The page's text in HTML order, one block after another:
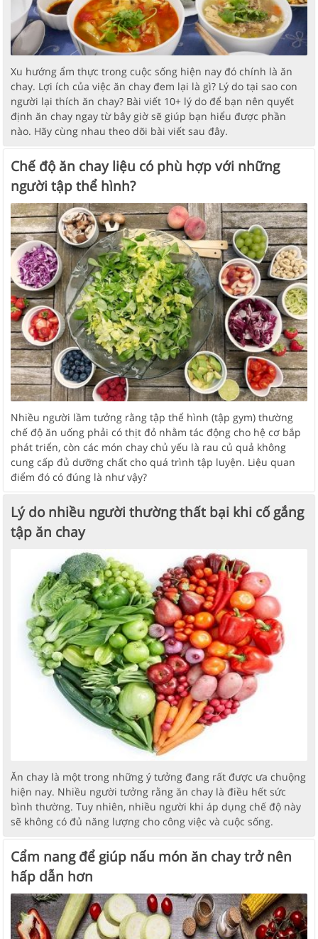
Xu hướng ẩm thực trong cuộc sống hiện nay đó chính là ăn
chay. Lợi ích của việc ăn chay đem lại là gì? Lý do tại sao con
người lại thích ăn chay? Bài viết 10+ lý do để bạn nên quyết
định ăn chay ngay từ bây giờ sẽ giúp bạn hiểu được phần
nào. Hãy cùng nhau theo dõi bài viết sau đây.
Chế độ ăn chay liệu có phù hợp với những
người tập thể hình?
Nhiều người lầm tưởng rằng tập thể hình (tập gym) thường
chế độ ăn uống phải có thịt đỏ nhằm tác động cho hệ cơ bắp
phát triển, còn các món chay chủ yếu là rau củ quả không
cung cấp đủ dưỡng chất cho quá trình tập luyện. Liệu quan
điểm đó có đúng là như vậy?
Lý do nhiều người thường thất bại khi cố gắng
tập ăn chay
Ăn chay là một trong những ý tưởng đang rất được ưa chuộng
hiện nay. Nhiều người tưởng rằng ăn chay là điều hết sức
bình thường. Tuy nhiên, nhiều người khi áp dụng chế độ này
sẽ không có đủ năng lượng cho công việc và cuộc sống.
Cẩm nang để giúp nấu món ăn chay trở nên
hấp dẫn hơn